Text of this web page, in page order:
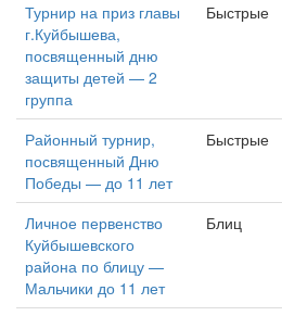
Турнир на приз главы
г.Куйбышева,
посвященный дню
защиты детей — 2
группа
Быстрые
Районный турнир,
посвященный Дню
Победы — до 11 лет
Быстрые
Личное первенство
Куйбышевского
района по блицу —
Мальчики до 11 лет
Блиц